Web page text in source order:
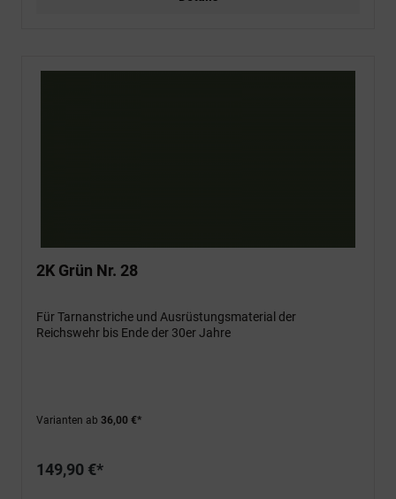
2K Grün Nr. 28
Für Tarnanstriche und Ausrüstungsmaterial der
Reichswehr bis Ende der 30er Jahre
Varianten ab 36,00 €*
149,90 €*